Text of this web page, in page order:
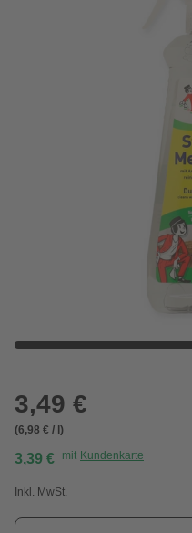
3,49 €
(6,98 € / l)
3,39 € mit Kundenkarte
Inkl. MwSt.